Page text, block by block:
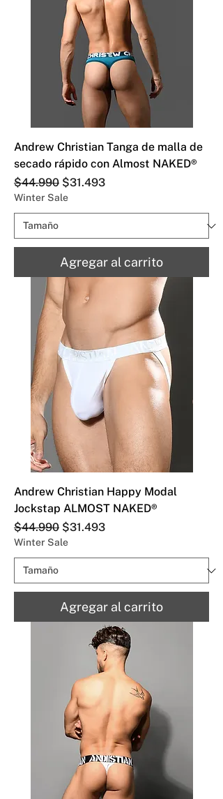
Andrew Christian Tanga de malla de
secado rápido con Almost NAKED®
Precio
$44.990 Precio de oferta
$31.493
Winter Sale
Agregar al carrito
Andrew Christian Happy Modal
Jockstap ALMOST NAKED®
Precio
$44.990 Precio de oferta
$31.493
Winter Sale
Agregar al carrito